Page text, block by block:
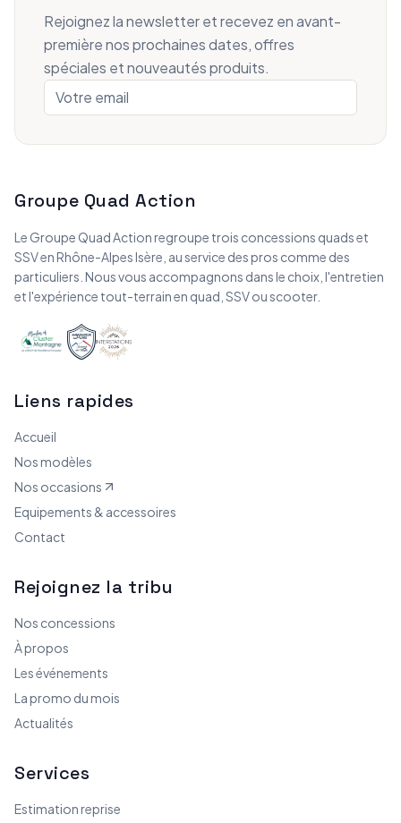
Rejoignez la newsletter et recevez en avant-
première nos prochaines dates, offres
spéciales et nouveautés produits.
Groupe Quad Action
Le Groupe Quad Action regroupe trois concessions quads et
SSV en Rhône-Alpes Isère, au service des pros comme des
particuliers. Nous vous accompagnons dans le choix, l'entretien
et l'expérience tout-terrain en quad, SSV ou scooter.
Liens rapides
Accueil
Nos modèles
Nos occasions
Equipements & accessoires
Contact
Rejoignez la tribu
Nos concessions
À propos
Les événements
La promo du mois
Actualités
Services
Estimation reprise